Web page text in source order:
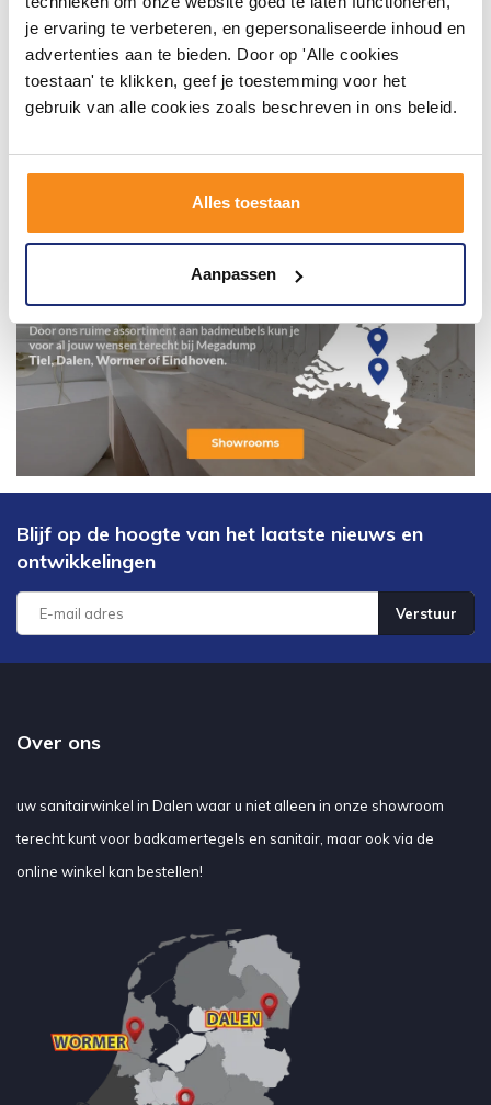
je ervaring te verbeteren, en gepersonaliseerde inhoud en
advertenties aan te bieden. Door op 'Alle cookies
toestaan' te klikken, geef je toestemming voor het
gebruik van alle cookies zoals beschreven in ons beleid.
Alles toestaan
Aanpassen
Blijf op de hoogte van het laatste nieuws en
ontwikkelingen
Verstuur
Over ons
uw sanitairwinkel in Dalen waar u niet alleen in onze showroom
terecht kunt voor badkamertegels en sanitair, maar ook via de
online winkel kan bestellen!